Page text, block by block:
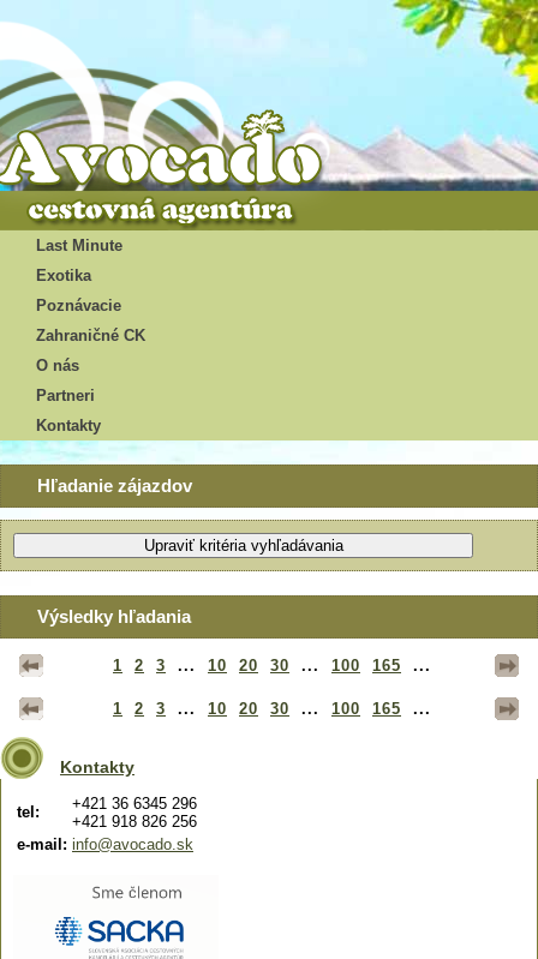
Last Minute
Exotika
Poznávacie
Zahraničné CK
O nás
Partneri
Kontakty
Hľadanie zájazdov
Výsledky hľadania
1 2 3 ... 10 20 30 ... 100 165 ...
1 2 3 ... 10 20 30 ... 100 165 ...
Kontakty
tel:
+421 36 6345 296
+421 918 826 256
e-mail: info@avocado.sk